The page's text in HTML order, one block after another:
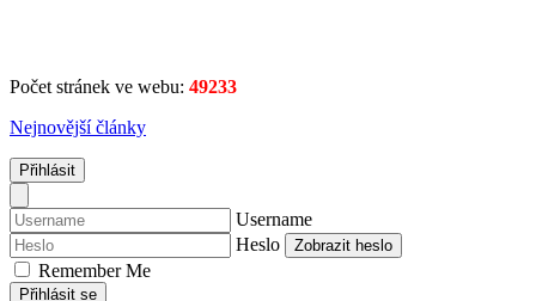
Počet stránek ve webu: 49233
Nejnovější články
Přihlásit
Username
Heslo
Zobrazit heslo
Remember Me
Přihlásit se